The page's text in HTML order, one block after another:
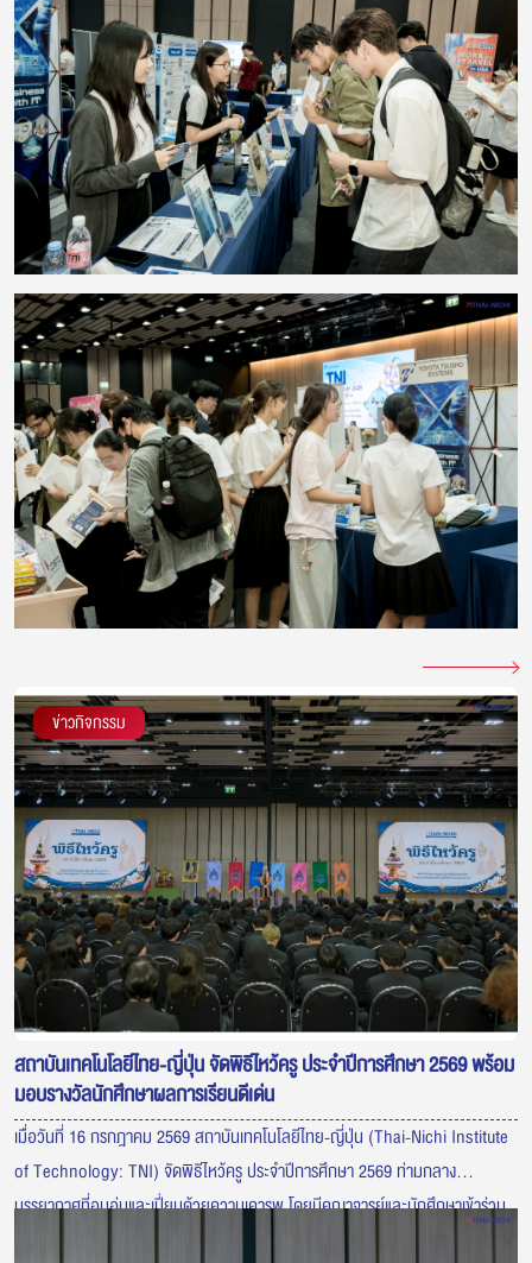
ข่าวกิจกรรม
สถาบันเทคโนโลยีไทย-ญี่ปุ่น จัดพิธีไหว้ครู ประจำปีการศึกษา 2569 พร้อม
มอบรางวัลนักศึกษาผลการเรียนดีเด่น
เมื่อวันที่ 16 กรกฎาคม 2569 สถาบันเทคโนโลยีไทย-ญี่ปุ่น (Thai-Nichi Institute
of Technology: TNI) จัดพิธีไหว้ครู ประจำปีการศึกษา 2569 ท่ามกลาง
บรรยากาศที่อบอุ่นและเปี่ยมด้วยความเคารพ โดยมีคณาจารย์และนักศึกษาเข้าร่วม